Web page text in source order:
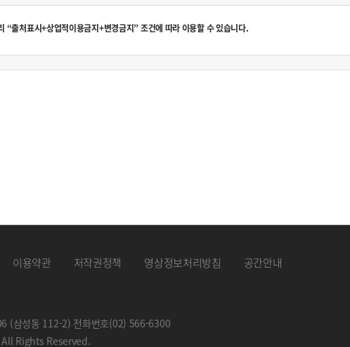
“출처표시+상업적이용금지+변경금지” 조건에 따라 이용할 수 있습니다.
이용약관 저작권정책 영상정보처리방침 공간안내
(삼성동 112-2) 전화번호(02) 566-6300
Rights Reserved.